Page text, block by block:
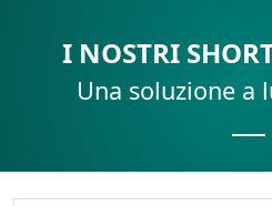
I NOSTRI
Una soluzione a